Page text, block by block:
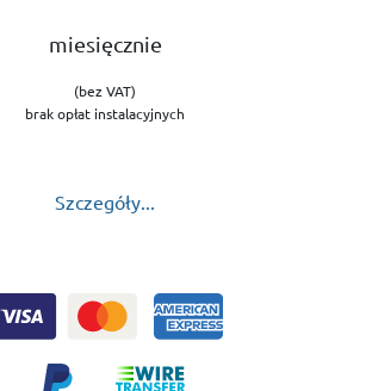
miesięcznie
(bez VAT)
brak opłat instalacyjnych
Szczegóły...